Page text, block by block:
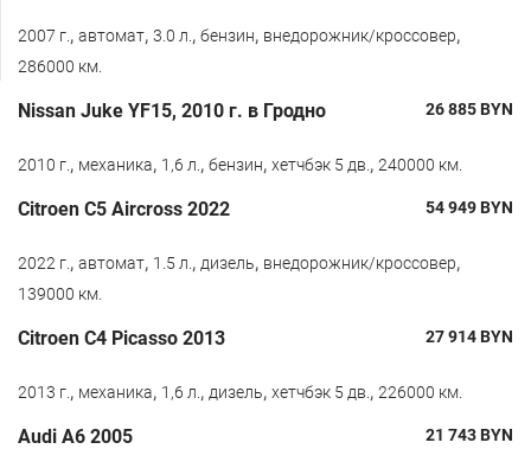
2007 г., автомат, 3.0 л., бензин, внедорожник/кроссовер,
286000 км.
Nissan Juke YF15, 2010 г. в Гродно 26 885BYN
2010 г., механика, 1,6 л., бензин, хетчбэк 5 дв., 240000 км.
Citroen С5 Aircross 2022 54 949BYN
2022 г., автомат, 1.5 л., дизель, внедорожник/кроссовер,
139000 км.
Citroen C4 Picasso 2013 27 914BYN
2013 г., механика, 1,6 л., дизель, хетчбэк 5 дв., 226000 км.
Audi A6 2005 21 743BYN